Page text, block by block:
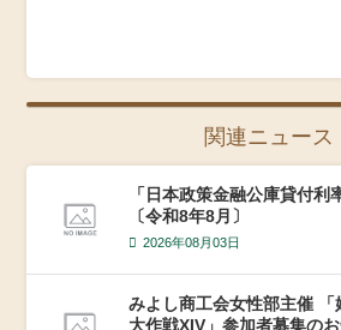
関連ニュース
「日本政策金融公庫貸付利
〔令和8年8月〕
2026年08月03日
みよし商工会女性部主催
大作戦XIV」参加者募集の